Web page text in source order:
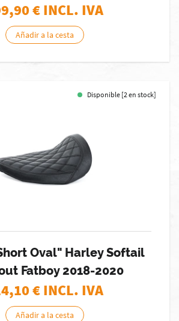
€ INCL. IVA
Añadir a la cesta
Disponible [2 en stock]
Oval" Harley Softail
Fatboy 2018-2020
€ INCL. IVA
Añadir a la cesta